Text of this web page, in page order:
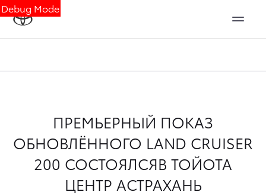
Debug Mode
ПРЕМЬЕРНЫЙ ПОКАЗ
ОБНОВЛЁННОГО LAND CRUISER
200 СОСТОЯЛСЯВ ТОЙОТА
ЦЕНТР АСТРАХАНЬ